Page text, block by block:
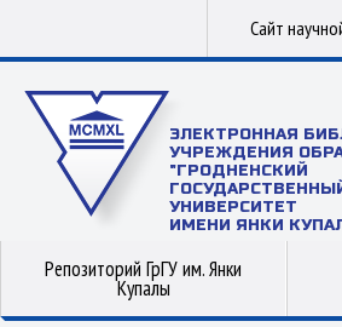
Сайт
ЭЛЕКТРОННАЯ
УЧРЕЖДЕНИЯ
"ГРОДНЕНСКИЙ
УНИВЕРСИТЕТ
ИМЕНИ ЯНКИ
Репозиторий ГрГУ им. Янки
Купалы